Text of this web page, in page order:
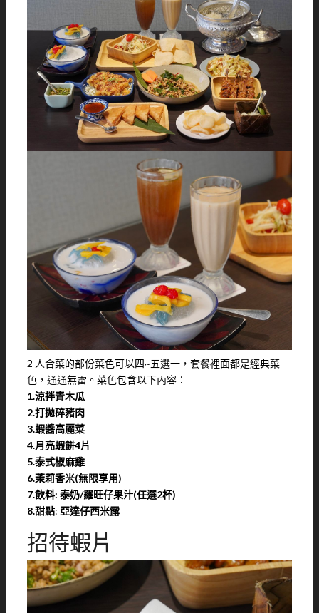
2 人合菜的部份菜色可以四~五選一，套餐裡面都是經典菜
色，通通無雷。菜色包含以下內容：
1.涼拌青木瓜
2.打拋碎豬肉
3.蝦醬高麗菜
4.月亮蝦餅4片
5.泰式椒麻雞
6.茉莉香米(無限享用)
7.飲料: 泰奶/羅旺仔果汁(任選2杯)
8.甜點: 亞達仔西米露
招待蝦片